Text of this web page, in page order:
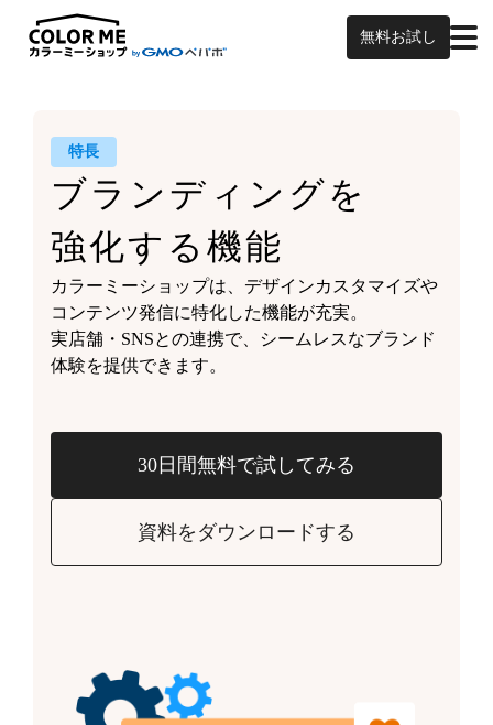
無料お試し
特長
ブランディングを
強化する機能
カラーミーショップは、 デザインカスタマイズや
コンテンツ発信に特化した機能が充実。
実店舗・SNSとの連携で、 シームレスなブランド
体験を提供できます。
30日間無料で試してみる
資料をダウンロードする